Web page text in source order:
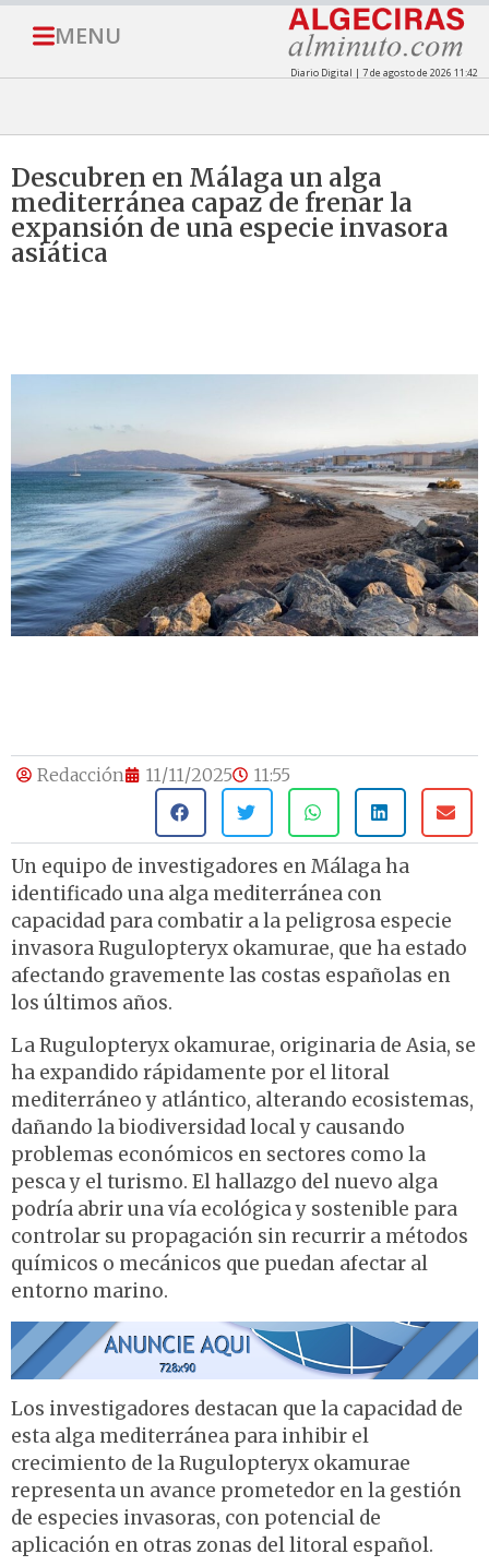
MENU
Diario Digital | 7 de agosto de 2026 11:42
Descubren en Málaga un alga
mediterránea capaz de frenar la
expansión de una especie invasora
asiática
Redacción 11/11/2025 11:55
Un equipo de investigadores en Málaga ha
identificado una alga mediterránea con
capacidad para combatir a la peligrosa especie
invasora Rugulopteryx okamurae, que ha estado
afectando gravemente las costas españolas en
los últimos años.
La Rugulopteryx okamurae, originaria de Asia, se
ha expandido rápidamente por el litoral
mediterráneo y atlántico, alterando ecosistemas,
dañando la biodiversidad local y causando
problemas económicos en sectores como la
pesca y el turismo. El hallazgo del nuevo alga
podría abrir una vía ecológica y sostenible para
controlar su propagación sin recurrir a métodos
químicos o mecánicos que puedan afectar al
entorno marino.
Los investigadores destacan que la capacidad de
esta alga mediterránea para inhibir el
crecimiento de la Rugulopteryx okamurae
representa un avance prometedor en la gestión
de especies invasoras, con potencial de
aplicación en otras zonas del litoral español.